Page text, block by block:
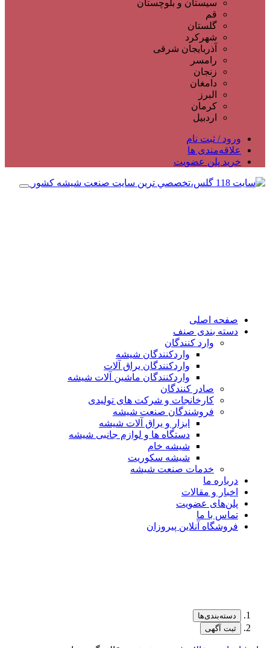
سیستان و بلوچستان
قم
گلستان
شهرکرد
آذربایجان شرقی
رامسر
زنجان
دامغان
البرز
کرمان
اردبیل
ورود / ثبت نام
علاقه‌مندی ها
خرید پلن عضویت
صفحه اصلی
دسته بندی صنف
وارد کنندگان
واردکنندگان شیشه
واردکنندگان یراق آلات
واردکنندگان ماشین آلات شیشه
صادر کنندگان
کارخانجات و شرکت های تولیدی
فروشندگان صنعت شیشه
ابزار و یراق آلات شیشه
دستگاه ها و لوازم جانبی شیشه
شیشه خام
شیشه سکوریت
خدمات صنعت شیشه
درباره ما
اخبار و مقالات
پلن‌های عضویت
تماس با ما
فروشگاه آنلاین پیروزان
دسته‌بندی‌ها
ثبت آگهی